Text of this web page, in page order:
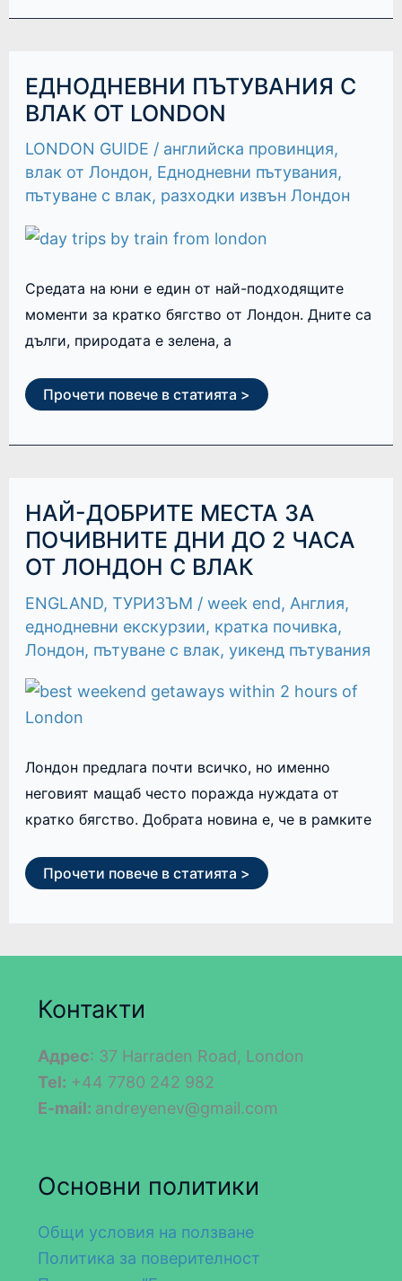
ЕДНОДНЕВНИ ПЪТУВАНИЯ С
ВЛАК ОТ LONDON
LONDON GUIDE / английска провинция,
влак от Лондон, Еднодневни пътувания,
пътуване с влак, разходки извън Лондон
Средата на юни е един от най-подходящите
моменти за кратко бягство от Лондон. Дните са
дълги, природата е зелена, а
ЕДНОДНЕВНИ
ПЪТУВАНИЯ
С
ВЛАК
LONDON
Прочети повече в статията >
НАЙ-ДОБРИТЕ МЕСТА ЗА
ПОЧИВНИТЕ ДНИ ДО 2 ЧАСА
ОТ ЛОНДОН С ВЛАК
ENGLAND, ТУРИЗЪМ / week end, Англия,
еднодневни екскурзии, кратка почивка,
Лондон, пътуване с влак, уикенд пътувания
Лондон предлага почти всичко, но именно
неговият мащаб често поражда нуждата от
кратко бягство. Добрата новина е, че в рамките
НАЙ-
ДОБРИТЕ
МЕСТА
ЗА
ПОЧИВНИТЕ
ДНИ
ДО
2
ЧАСА
ОТ
ЛОНДОН
Прочети повече в статията >
Контакти
Адрес: 37 Harraden Road, London
Tel: +44 7780 242 982
E-mail: andreyenev@gmail.com
Основни политики
Общи условия на ползване
Политика за поверителност